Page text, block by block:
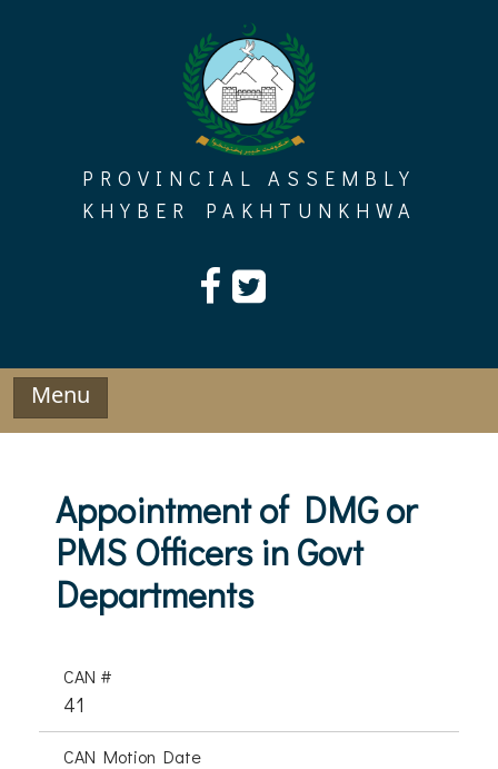
PROVINCIAL ASSEMBLY
KHYBER PAKHTUNKHWA
Menu
Appointment of DMG or
PMS Officers in Govt
Departments
CAN #
41
CAN Motion Date